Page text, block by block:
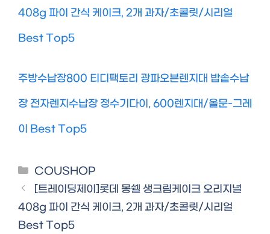
408g 파이 간식 케이크, 2개 과자/초콜릿/시리얼
Best Top5
주방수납장800 티디팩토리 광파오븐렌지대 밥솥수납
장 전자렌지수납장 정수기다이, 600렌지대/올문-그레
이 Best Top5
Categories
COUSHOP
[트레이딩제이]롯데 몽쉘 생크림케이크 오리지널
408g 파이 간식 케이크, 2개 과자/초콜릿/시리얼
Best Top5